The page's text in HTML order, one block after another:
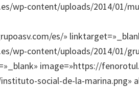
wp-content/uploads/2014/01/
es/»
wp-content/uploads/2014/01/
image=»https://
social-de-la-marina.png»